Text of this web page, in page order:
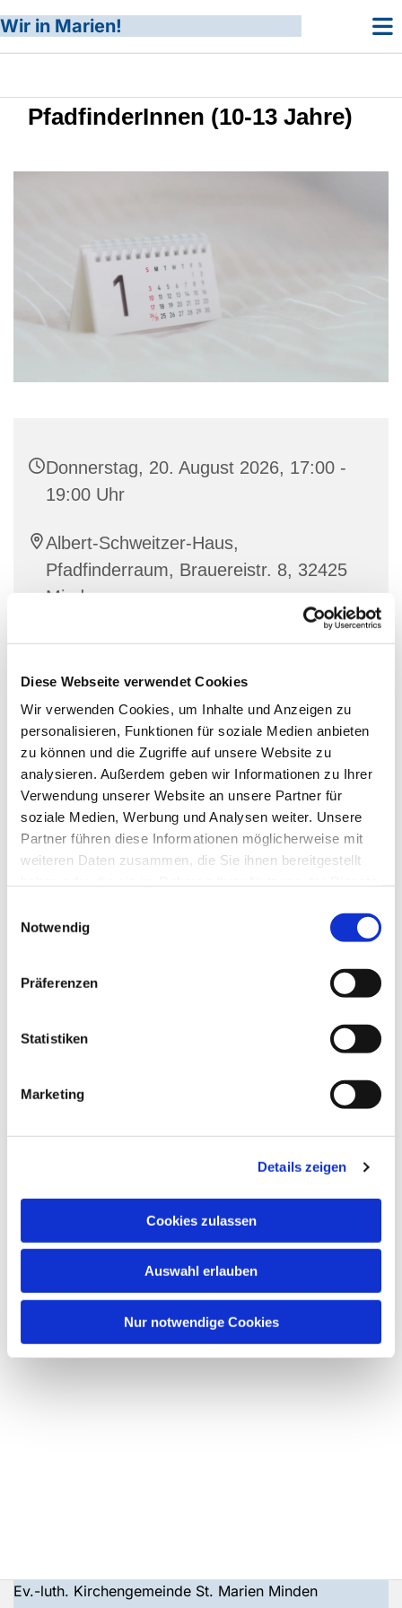
Diese Webseite verwendet Cookies
Wir verwenden Cookies, um Inhalte und Anzeigen zu
personalisieren, Funktionen für soziale Medien anbieten
zu können und die Zugriffe auf unsere Website zu
analysieren. Außerdem geben wir Informationen zu Ihrer
Verwendung unserer Website an unsere Partner für
soziale Medien, Werbung und Analysen weiter. Unsere
Partner führen diese Informationen möglicherweise mit
weiteren Daten zusammen, die Sie ihnen bereitgestellt
Notwendig
Präferenzen
Statistiken
Marketing
Details zeigen
Cookies zulassen
Auswahl erlauben
Nur notwendige Cookies
Wir in Marien!
PfadfinderInnen (10-13 Jahre)
Donnerstag, 20. August 2026, 17:00 -
19:00 Uhr
Albert-Schweitzer-Haus,
Pfadfinderraum, Brauereistr. 8, 32425
Minden
Dies könnte Sie auch
Ev.-luth. Kirchengemeinde St. Marien Minden